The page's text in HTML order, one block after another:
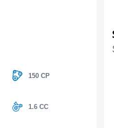
150 CP
1.6 CC